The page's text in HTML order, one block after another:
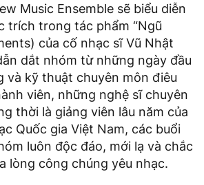
Music Ensemble sẽ biểu diễn
trích trong tác phẩm “Ngũ
của cố nhạc sĩ Vũ Nhật
dắt nhóm từ những ngày đầu
và kỹ thuật chuyên môn điêu
viên, những nghệ sĩ chuyên
thời là giảng viên lâu năm của
Quốc gia Việt Nam, các buổi
luôn độc đáo, mới lạ và chắc
lòng công chúng yêu nhạc.